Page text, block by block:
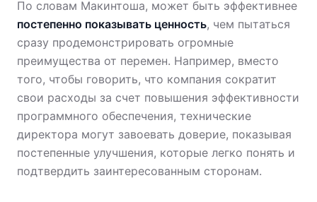
По словам Макинтоша, может быть эффективнее
постепенно показывать ценность, чем пытаться
сразу продемонстрировать огромные
преимущества от перемен. Например, вместо
того, чтобы говорить, что компания сократит
свои расходы за счет повышения эффективности
программного обеспечения, технические
директора могут завоевать доверие, показывая
постепенные улучшения, которые легко понять и
подтвердить заинтересованным сторонам.